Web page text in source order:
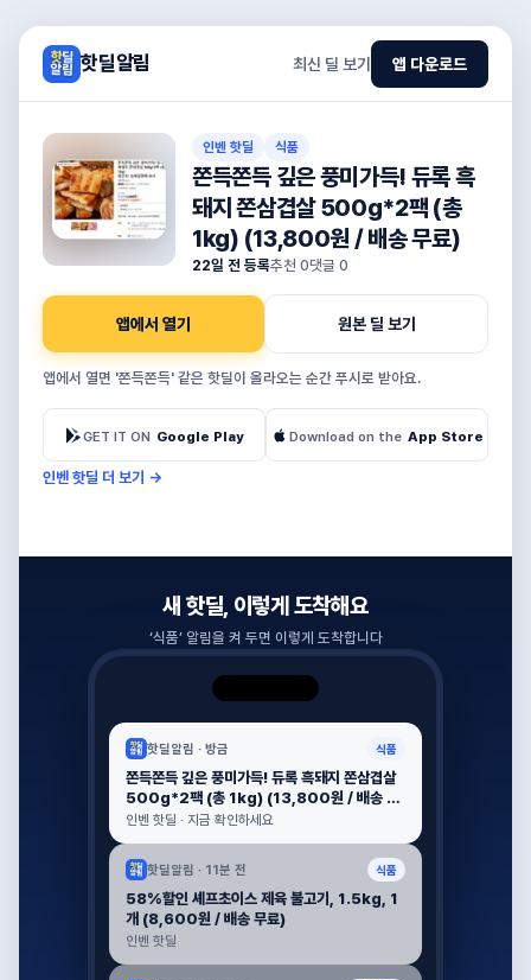
핫딜알림 최신 딜 보기 앱 다운로드
인벤 핫딜 식품
쫀득쫀득 깊은 풍미가득! 듀록 흑
돼지 쫀삼겹살 500g*2팩 (총
1kg) (13,800원 / 배송 무료)
22일 전 등록추천 0댓글 0
앱에서 열기 원본 딜 보기
앱에서 열면 '쫀득쫀득' 같은 핫딜이 올라오는 순간 푸시로 받아요.
GET IT ON Google Play Download on the App Store
인벤 핫딜 더 보기 →
새 핫딜, 이렇게 도착해요
‘식품’ 알림을 켜 두면 이렇게 도착합니다
핫딜알림 · 방금 식품
쫀득쫀득 깊은 풍미가득! 듀록 흑돼지 쫀삼겹살
500g*2팩 (총 1kg) (13,800원 / 배송 무
료)
인벤 핫딜 · 지금 확인하세요
핫딜알림 · 11분 전 식품
58%할인 셰프초이스 제육 불고기, 1.5kg, 1
개 (8,600원 / 배송 무료)
인벤 핫딜